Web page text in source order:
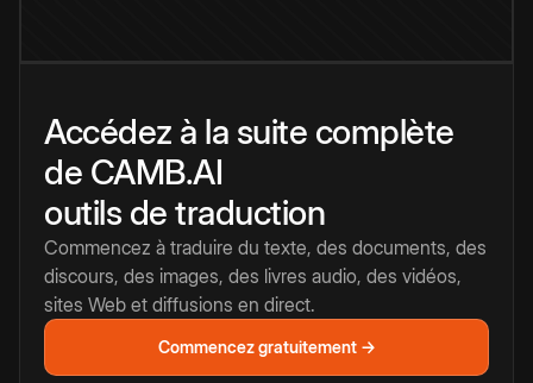
Accédez à la suite complète
de CAMB.AI
outils de traduction
Commencez à traduire du texte, des documents, des
discours, des images, des livres audio, des vidéos,
sites Web et diffusions en direct.
Commencez gratuitement →